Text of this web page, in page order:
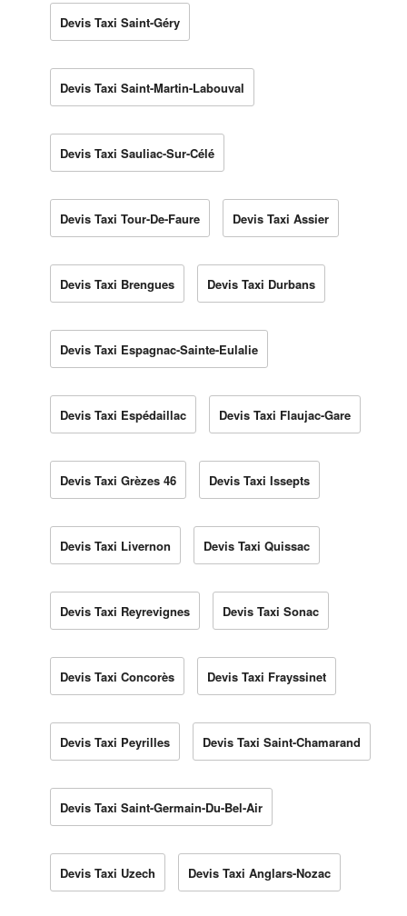
Devis Taxi Saint-Géry
Devis Taxi Saint-Martin-Labouval
Devis Taxi Sauliac-Sur-Célé
Devis Taxi Tour-De-Faure Devis Taxi Assier
Devis Taxi Brengues Devis Taxi Durbans
Devis Taxi Espagnac-Sainte-Eulalie
Devis Taxi Espédaillac Devis Taxi Flaujac-Gare
Devis Taxi Grèzes 46 Devis Taxi Issepts
Devis Taxi Livernon Devis Taxi Quissac
Devis Taxi Reyrevignes Devis Taxi Sonac
Devis Taxi Concorès Devis Taxi Frayssinet
Devis Taxi Peyrilles Devis Taxi Saint-Chamarand
Devis Taxi Saint-Germain-Du-Bel-Air
Devis Taxi Uzech Devis Taxi Anglars-Nozac